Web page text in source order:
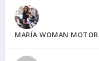
MARÍA WOMAN